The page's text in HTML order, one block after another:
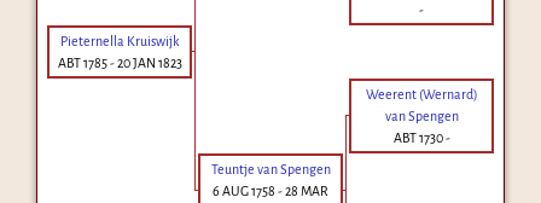
-
Pieternella Kruiswijk
ABT 1785-20 JAN 1823
Weerent (Wernard)
van Spengen
ABT 1730-
Teuntje van Spengen
6 AUG 1758 -28 MAR